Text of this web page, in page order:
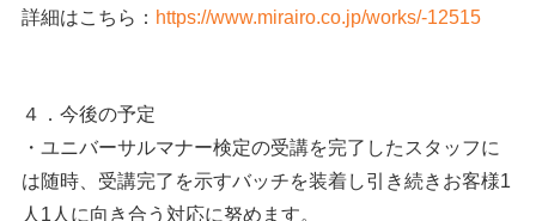
詳細はこちら： https://www.mirairo.co.jp/works/-12515
４．今後の予定
・ユニバーサルマナー検定の受講を完了したスタッフに
は随時、受講完了を示すバッチを装着し引き続きお客様1
人1人に向き合う対応に努めます。